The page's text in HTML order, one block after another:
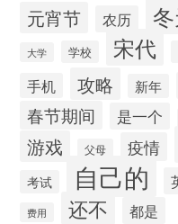
元宵节 农历
大学 学校 宋代
手机 攻略 新年
春节期间 是一个
游戏 父母 疫情
考试 自己的
费用 还不 都是